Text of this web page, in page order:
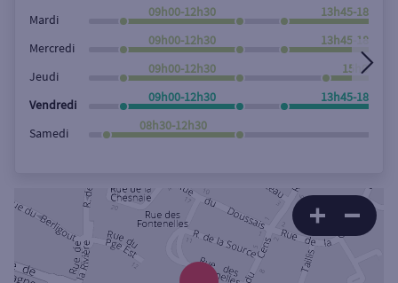
Mardi
09h00-12h30 13h45-18h00
Mercredi
09h00-12h30 13h45-18h00
Jeudi
09h00-12h30 15h00-
Vendredi
09h00-12h30 13h45-18h00
Samedi
08h30-12h30